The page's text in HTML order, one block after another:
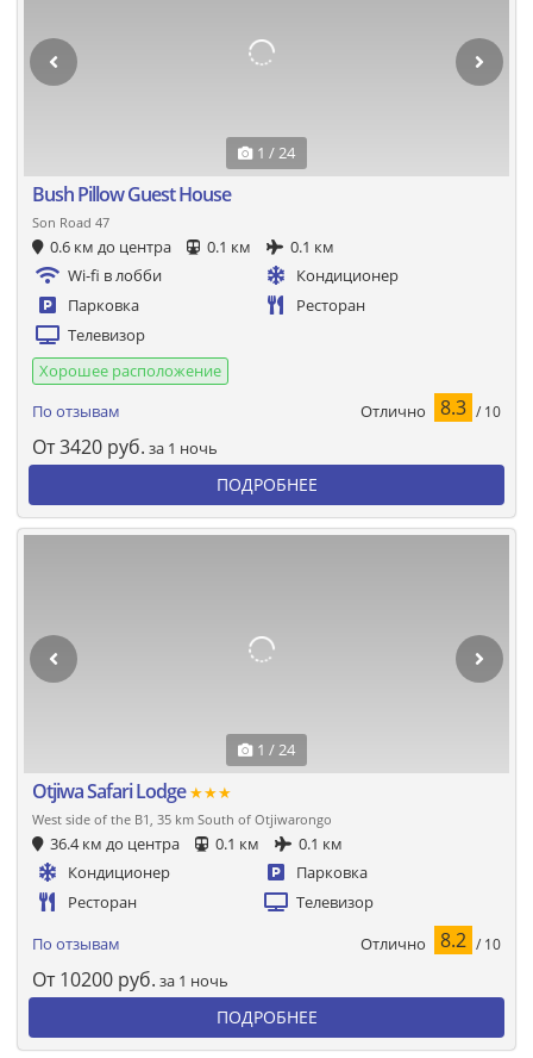
1 / 24
Bush Pillow Guest House
Son Road 47
0.6 км до центра 0.1 км
0.1 км
Wi-fi в лобби
Кондиционер
Парковка
Ресторан
Телевизор
Хорошее расположение
По отзывам
Отлично 8.3 / 10
От3420 руб. за 1 ночь
ПОДРОБНЕЕ
1 / 24
Otjiwa Safari Lodge★★★
West side of the B1, 35 km South of Otjiwarongo
36.4 км до центра 0.1 км
0.1 км
Кондиционер
Парковка
Ресторан
Телевизор
По отзывам Отлично 8.2 / 10
От 10200 руб. за 1 ночь
ПОДРОБНЕЕ